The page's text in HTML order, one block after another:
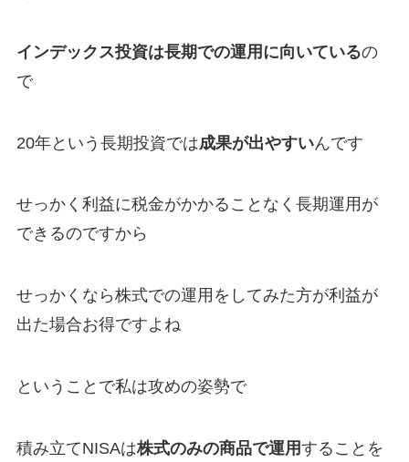
インデックス投資は長期での運用に向いているの
で
20年という長期投資では成果が出やすいんです
せっかく利益に税金がかかることなく長期運用が
できるのですから
せっかくなら株式での運用をしてみた方が利益が
出た場合お得ですよね
ということで私は攻めの姿勢で
積み立てNISAは株式のみの商品で運用することを